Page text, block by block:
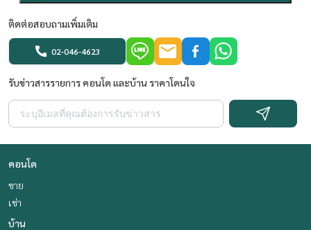
ติดต่อสอบถามเพิ่มเติม
02-046-4623
รับข่าวสารรายการ คอนโด และบ้าน ราคาโดนใจ
คอนโด
ขาย
เช่า
บ้าน